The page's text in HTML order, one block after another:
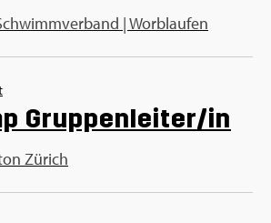
| Worblaufen
Gruppenleiter/in
Zürich